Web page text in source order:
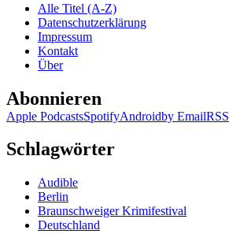
Alle Titel (A-Z)
Datenschutzerklärung
Impressum
Kontakt
Über
Abonnieren
Apple PodcastsSpotifyAndroidby EmailRSS
Schlagwörter
Audible
Berlin
Braunschweiger Krimifestival
Deutschland